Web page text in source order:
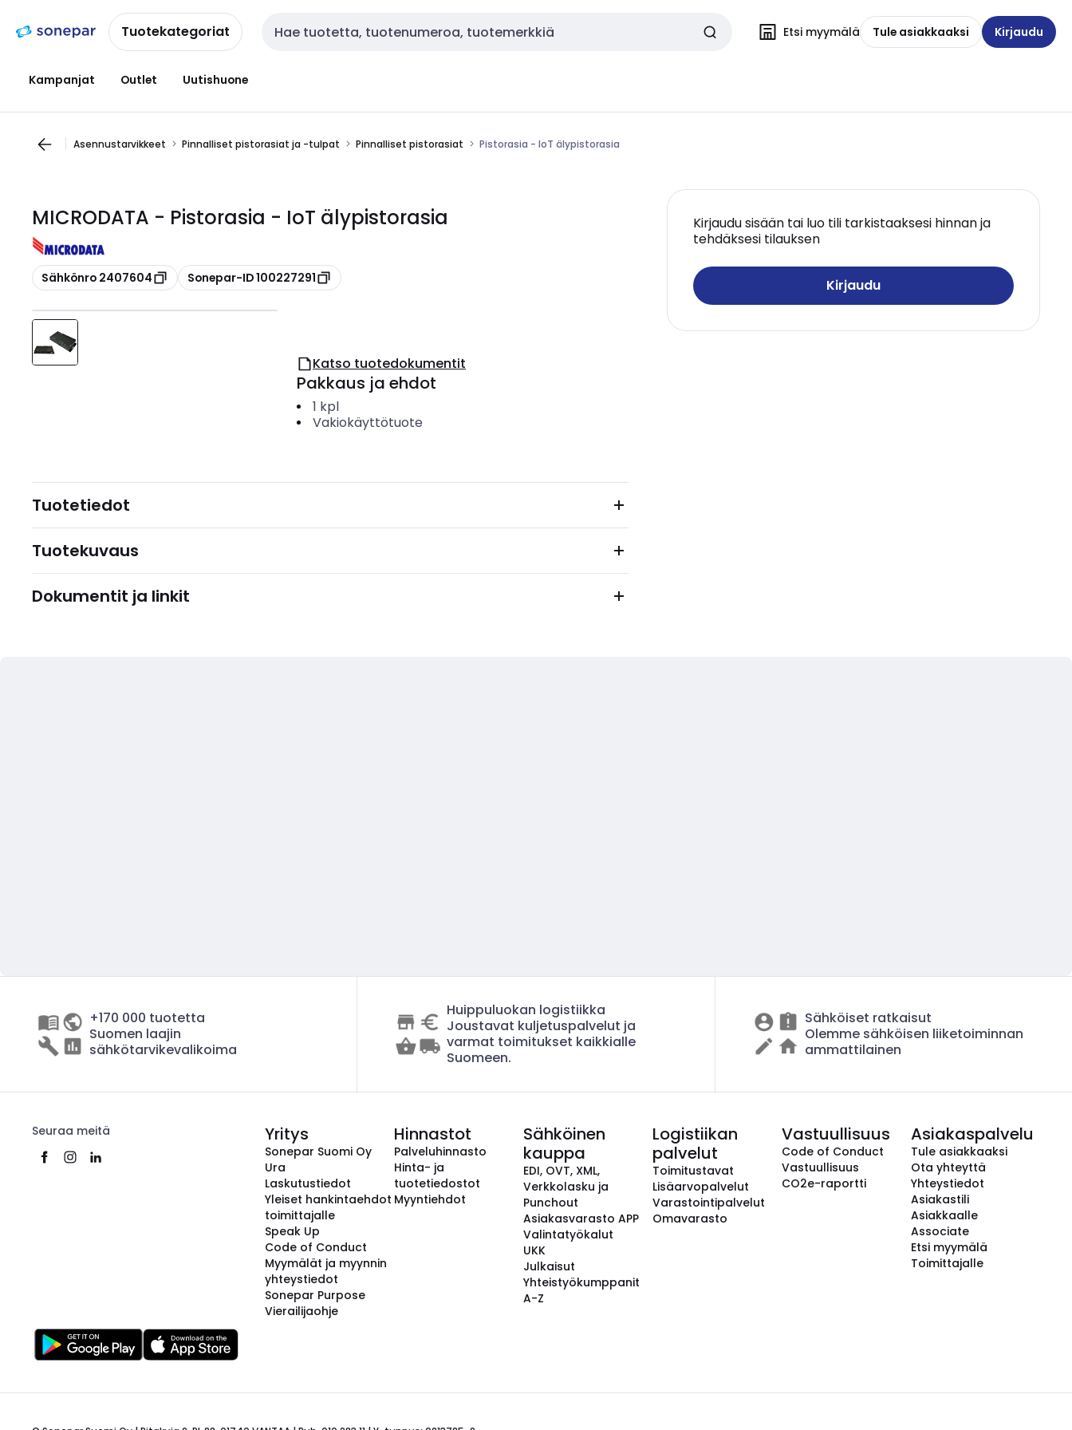
navigointiinsisältöönTuotekategoriat Haku Etsi myymälä Tule asiakkaaksi Kirjaudu
Kampanjat Outlet Uutishuone
Asennustarvikkeet Pinnalliset pistorasiat ja -tulpat Pinnalliset pistorasiat Pistorasia - IoT älypistorasia
MICRODATA - Pistorasia - IoT älypistorasia
Kopioi
Sähkönro 2407604 Kopioi
Sonepar-ID 100227291
Kirjaudu sisään tai luo tili tarkistaaksesi hinnan ja
tehdäksesi tilauksen
Kirjaudu
Katso tuotedokumentit
Pakkaus ja ehdot
1 kpl
Vakiokäyttötuote
Tuotetiedot
Tuotekuvaus
Dokumentit ja linkit
+170 000 tuotetta
Suomen laajin
sähkötarvikevalikoima
Huippuluokan logistiikka
Joustavat kuljetuspalvelut ja
varmat toimitukset kaikkialle
Suomeen.
Sähköiset ratkaisut
Olemme sähköisen liiketoiminnan
ammattilainen
Seuraa meitä Yritys
Sonepar Suomi Oy
Ura
Laskutustiedot
Yleiset hankintaehdot
toimittajalle
Speak Up
Code of Conduct
Myymälät ja myynnin
yhteystiedot
Sonepar Purpose
Vierailijaohje
Hinnastot
Palveluhinnasto
Hinta- ja
tuotetiedostot
Myyntiehdot
Sähköinen
kauppa
EDI, OVT, XML,
Verkkolasku ja
Punchout
Asiakasvarasto APP
Valintatyökalut
UKK
Julkaisut
Yhteistyökumppanit
A-Z
Logistiikan
palvelut
Toimitustavat
Lisäarvopalvelut
Varastointipalvelut
Omavarasto
Vastuullisuus
Code of Conduct
Vastuullisuus
CO2e-raportti
Asiakaspalvelu
Tule asiakkaaksi
Ota yhteyttä
Yhteystiedot
Asiakastili
Asiakkaalle
Associate
Etsi myymälä
Toimittajalle